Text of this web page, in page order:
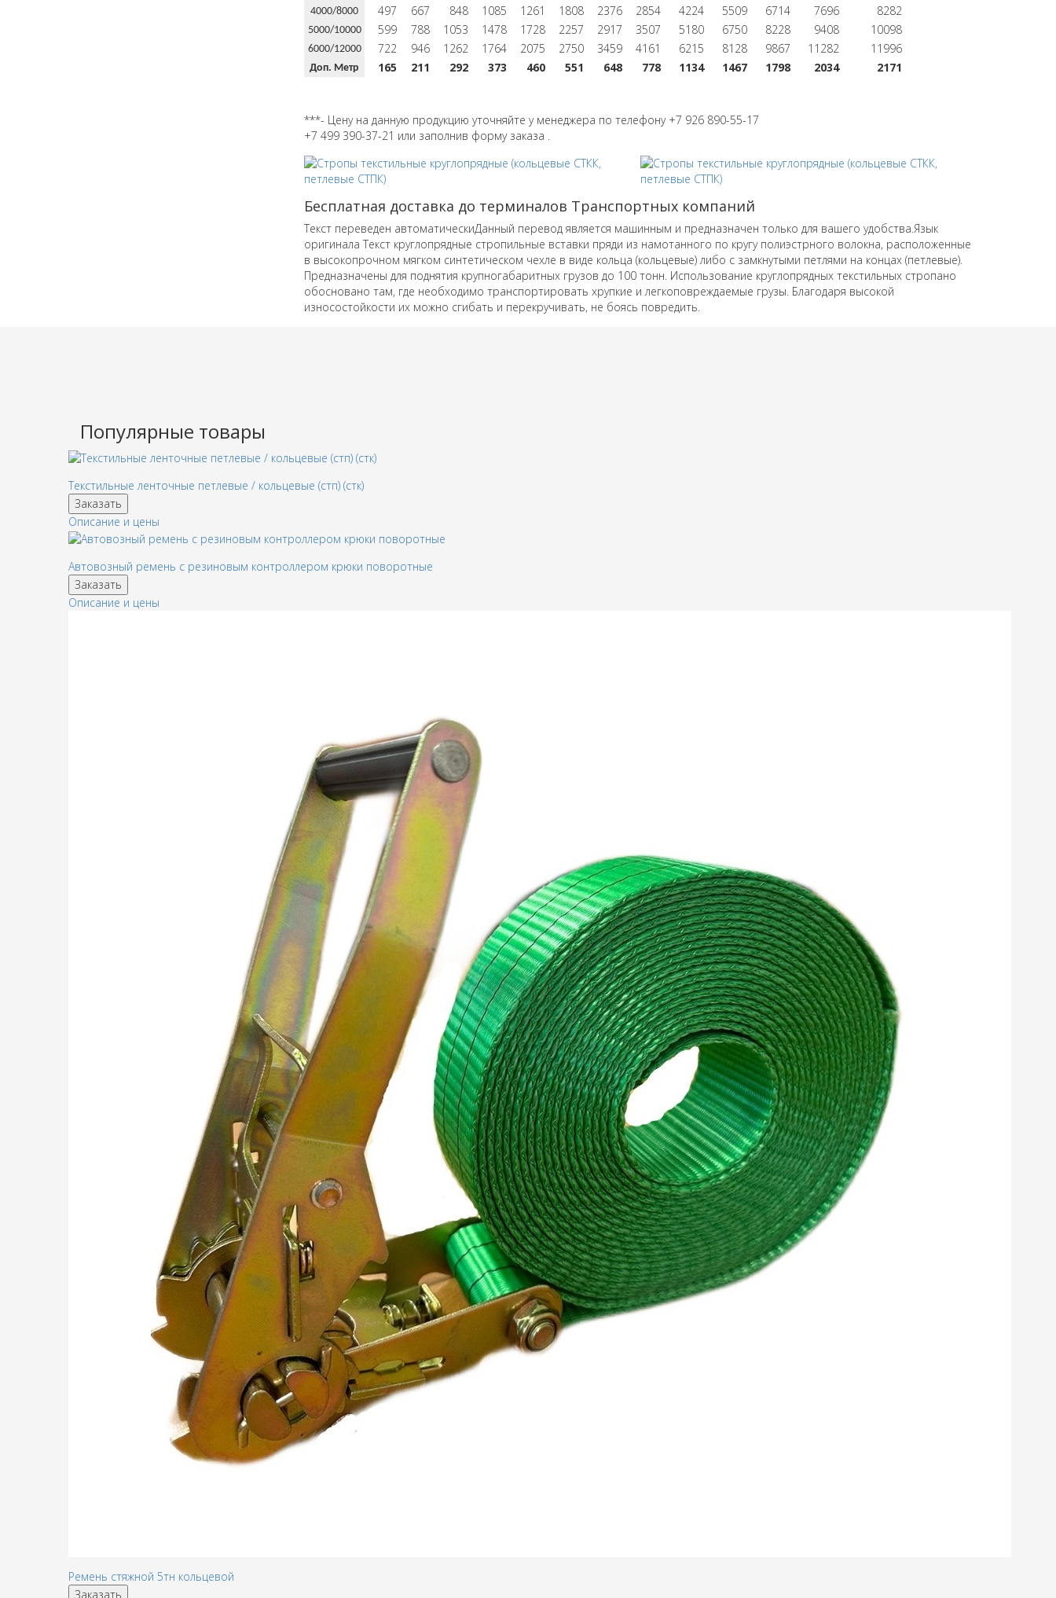
4000/8000 497 667 848 1085 1261 1808 2376 2854 4224 5509 6714 7696 8282
5000/10000 599 788 1053 1478 1728 2257 2917 3507 5180 6750 8228 9408 10098
6000/12000 722 946 1262 1764 2075 2750 3459 4161 6215 8128 9867 11282 11996
Доп. Метр 165 211 292 373 460 551 648 778 1134 1467 1798 2034 2171
***- Цену на данную продукцию уточняйте у менеджера по телефону +7 926 890-55-17
+7 499 390-37-21 или заполнив форму заказа .
Бесплатная доставка до терминалов Транспортных компаний
Текст переведен автоматическиДанный перевод является машинным и предназначен только для вашего удобства.Язык
оригинала Текст круглопрядные стропильные вставки пряди из намотанного по кругу полиэстрного волокна, расположенные
в высокопрочном мягком синтетическом чехле в виде кольца (кольцевые) либо с замкнутыми петлями на концах (петлевые).
Предназначены для поднятия крупногабаритных грузов до 100 тонн. Использование круглопрядных текстильных стропано
обосновано там, где необходимо транспортировать хрупкие и легкоповреждаемые грузы. Благодаря высокой
износостойкости их можно сгибать и перекручивать, не боясь повредить.
Популярные товары
Текстильные ленточные петлевые / кольцевые (стп) (стк)
Заказать
Описание и цены
Автовозный ремень с резиновым контроллером крюки поворотные
Заказать
Описание и цены
Ремень стяжной 5тн кольцевой
Заказать